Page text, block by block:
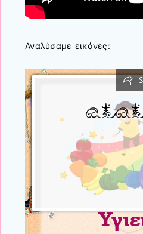
Αναλύσαμε εικόνες: